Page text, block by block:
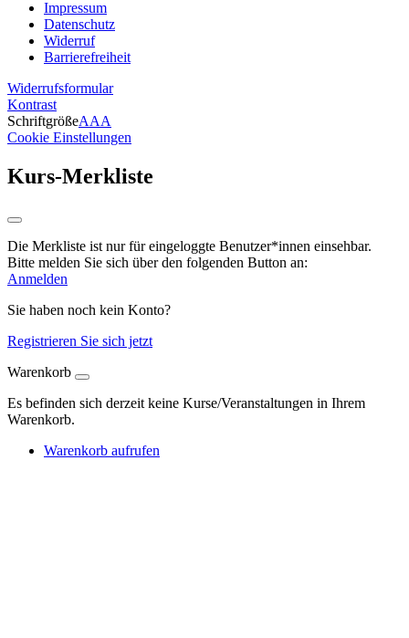
Impressum
Datenschutz
Widerruf
Barrierefreiheit
Widerrufsformular
Kontrast
SchriftgrößeAAA
Cookie Einstellungen
Kurs-Merkliste
Die Merkliste ist nur für eingeloggte Benutzer*innen einsehbar.
Bitte melden Sie sich über den folgenden Button an:
Anmelden
Sie haben noch kein Konto?
Registrieren Sie sich jetzt
Warenkorb
Es befinden sich derzeit keine Kurse/Veranstaltungen in Ihrem
Warenkorb.
Warenkorb aufrufen